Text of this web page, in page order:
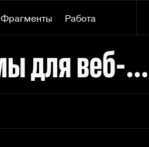
Фрагменты Работа
ProfitWeb – дизайн платформы для веб-аналитики